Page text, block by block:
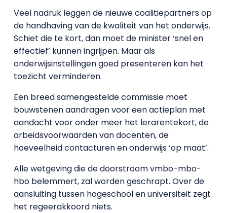
Veel nadruk leggen de nieuwe coalitiepartners op
de handhaving van de kwaliteit van het onderwijs.
Schiet die te kort, dan moet de minister ‘snel en
effectief’ kunnen ingrijpen. Maar als
onderwijsinstellingen goed presenteren kan het
toezicht verminderen.
Een breed samengestelde commissie moet
bouwstenen aandragen voor een actieplan met
aandacht voor onder meer het lerarentekort, de
arbeidsvoorwaarden van docenten, de
hoeveelheid contacturen en onderwijs ‘op maat’.
Alle wetgeving die de doorstroom vmbo-mbo-
hbo belemmert, zal worden geschrapt. Over de
aansluiting tussen hogeschool en universiteit zegt
het regeerakkoord niets.